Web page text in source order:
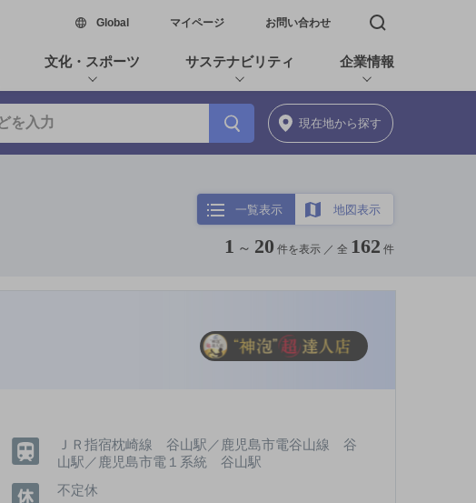
Global新しいウィンドウで開く
マイページ お問い合わせ 検索窓を開く
文化・スポーツ サステナビリティ 企業情報
現在地から探す
一覧表示 地図表示
1 ～ 20 件を表示 ／ 全 162 件
ＪＲ指宿枕崎線 谷山駅／鹿児島市電谷山線 谷
山駅／鹿児島市電１系統 谷山駅
不定休